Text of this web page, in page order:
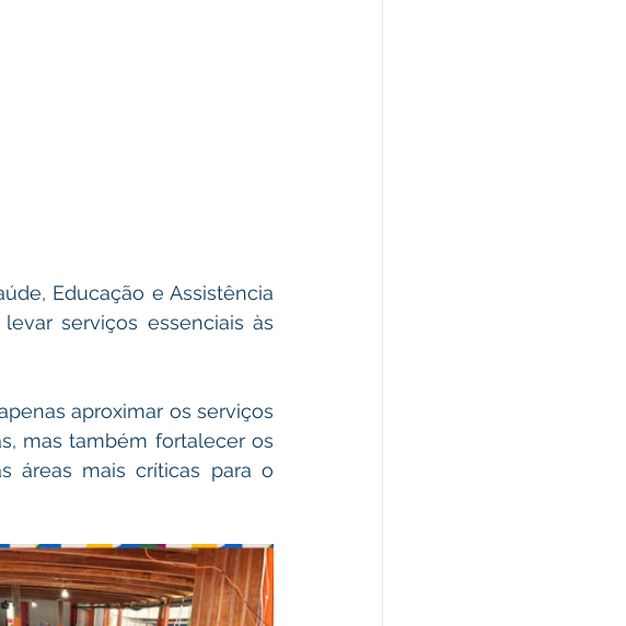
Educação e Assistência
serviços essenciais às
aproximar os serviços
mas também fortalecer os
áreas mais críticas para o